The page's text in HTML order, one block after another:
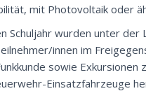
mit Photovoltaik oder
Schuljahr wurden unter der
innen im
sowie
Einsatzfahrzeuge